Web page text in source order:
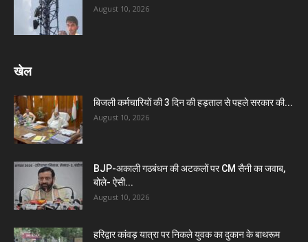
August 10, 2026
खेल
बिजली कर्मचारियों की 3 दिन की हड़ताल से पहले सरकार की...
August 10, 2026
BJP-अकाली गठबंधन की अटकलों पर CM सैनी का जवाब,
बोले- ऐसी...
August 10, 2026
हरिद्वार कांवड़ यात्रा पर निकले युवक का दुकान के बाथरूम